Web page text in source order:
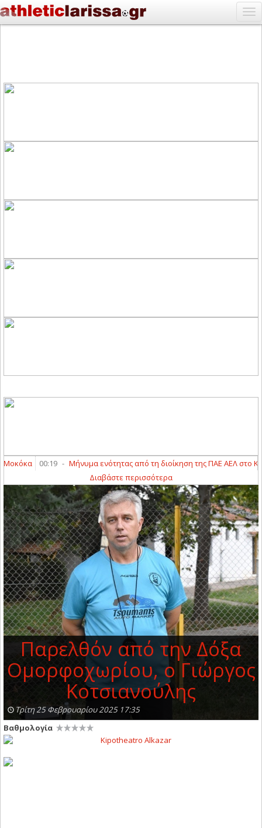
00:19 - Μήνυμα ενότητας από τη διοίκηση της ΠΑΕ ΑΕΛ στο
Διαβάστε περισσότερα
Παρελθόν από την Δόξα
Ομορφοχωρίου, ο Γιώργος
Κοτσιανούλης
Τρίτη 25 Φεβρουαρίου 2025 17:35
Βαθμολογία